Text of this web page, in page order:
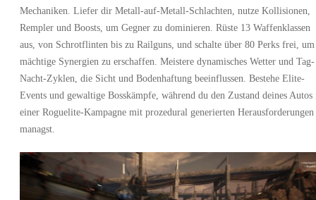
Mechaniken. Liefer dir Metall-auf-Metall-Schlachten, nutze Kollisionen,
Rempler und Boosts, um Gegner zu dominieren. Rüste 13 Waffenklassen
aus, von Schrotflinten bis zu Railguns, und schalte über 80 Perks frei, um
mächtige Synergien zu erschaffen. Meistere dynamisches Wetter und Tag-
Nacht-Zyklen, die Sicht und Bodenhaftung beeinflussen. Bestehe Elite-
Events und gewaltige Bosskämpfe, während du den Zustand deines Autos
einer Roguelite-Kampagne mit prozedural generierten Herausforderungen
managst.